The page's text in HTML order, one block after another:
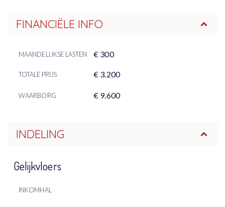
FINANCIËLE INFO
MAANDELIJKSE LASTEN € 300
TOTALE PRIJS € 3.200
WAARBORG € 9.600
INDELING
Gelijkvloers
INKOMHAL